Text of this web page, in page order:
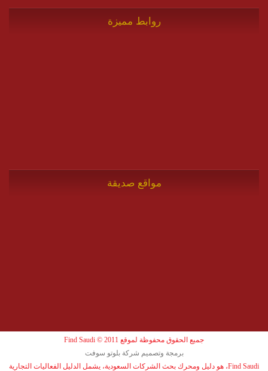
روابط مميزة
مواقع صديقة
جميع الحقوق محفوظة لموقع Find Saudi © 2011
برمجة وتصميم شركة بلوتو سوفت
Find Saudi، هو دليل ومحرك بحث الشركات السعودية، يشمل الدليل الفعاليات التجارية